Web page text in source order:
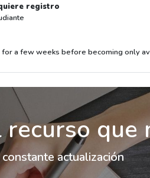
registro
a few weeks before becoming only
que
constante actualización